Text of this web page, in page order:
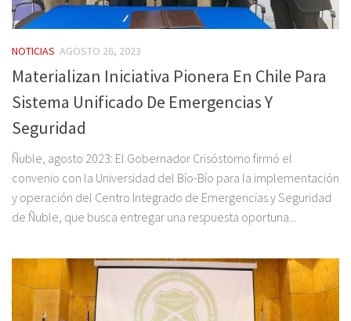
NOTICIAS AGOSTO 26, 2023
Materializan Iniciativa Pionera En Chile Para
Sistema Unificado De Emergencias Y
Seguridad
Ñuble, agosto 2023: El Gobernador Crisóstomo firmó el
convenio con la Universidad del Bío-Bío para la implementación
y operación del Centro Integrado de Emergencias y Seguridad
de Ñuble, que busca entregar una respuesta oportuna...